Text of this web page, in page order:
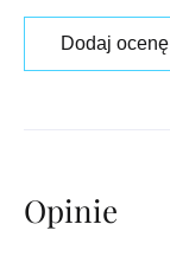
Dodaj ocenę
Opinie